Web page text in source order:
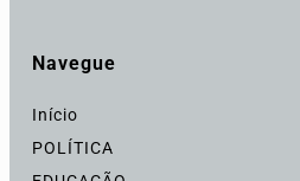
Navegue
Início
POLÍTICA